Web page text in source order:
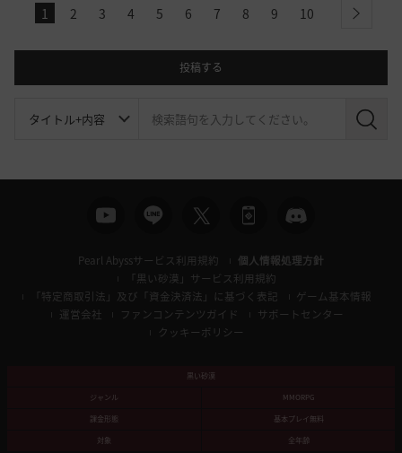
1 2 3 4 5 6 7 8 9 10 next
投稿する
検
Pearl Abyssサービス利用規約
個人情報処理方針
「黒い砂漠」サービス利用規約
「特定商取引法」及び「資金決済法」に基づく表記
ゲーム基本情報
運営会社
ファンコンテンツガイド
サポートセンター
クッキーポリシー
黒い砂漠
ジャンル
MMORPG
課金形態
基本プレイ無料
対象
全年齢